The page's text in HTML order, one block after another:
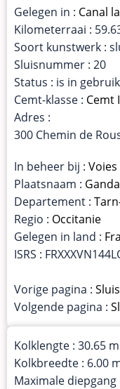
Gelegen in : Canal
Kilometerraai :
Soort kunstwerk :
Sluisnummer : 20
Status : is in gebruik
Cemt-klasse : Cemt I
Adres :
300 Chemin de
In beheer bij : Voies
Plaatsnaam :
Departement :
Regio : Occitanie
Gelegen in land :
ISRS :
Vorige pagina :
Volgende pagina :
Kolklengte : 30.65
Kolkbreedte : 6.00
Maximale